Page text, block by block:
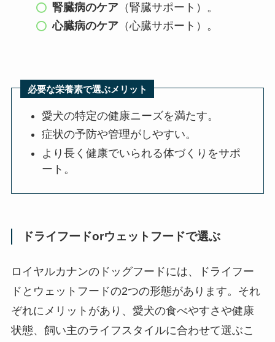
腎臓病のケア （腎臓サポート）。
心臓病のケア （心臓サポート）。
必要な栄養素で選ぶメリット
愛犬の特定の健康ニーズを満たす。
症状の予防や管理がしやすい。
より長く健康でいられる体づくりをサポ
ート。
ドライフードorウェットフードで選ぶ
ロイヤルカナンのドッグフードには、ドライフー
ドとウェットフードの2つの形態があります。それ
ぞれにメリットがあり、愛犬の食べやすさや健康
状態、飼い主のライフスタイルに合わせて選ぶこ